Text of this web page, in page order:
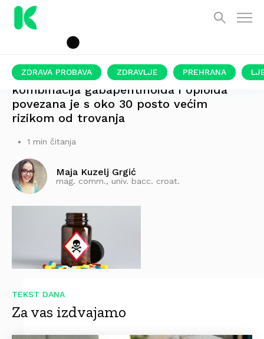
ZDRAVA PROBAVA ZDRAVLJE PREHRANA
kombinacija gabapentinoida i opioida
povezana je s oko 30 posto većim
rizikom od trovanja
1 min čitanja
Maja Kuzelj Grgić
mag. comm., univ. bacc. croat.
TEKST DANA
Za vas izdvajamo